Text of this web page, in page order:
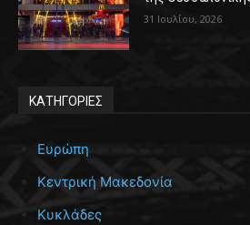
31 Ιουλίου, 2026
ΚΑΤΗΓΟΡΙΕΣ
Ευρώπη
Κεντρική Μακεδονία
Κυκλάδες